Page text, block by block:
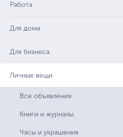
Работа
Для дома
Для бизнеса
Личные вещи
Все объявления
Книги и журналы
Часы и украшения